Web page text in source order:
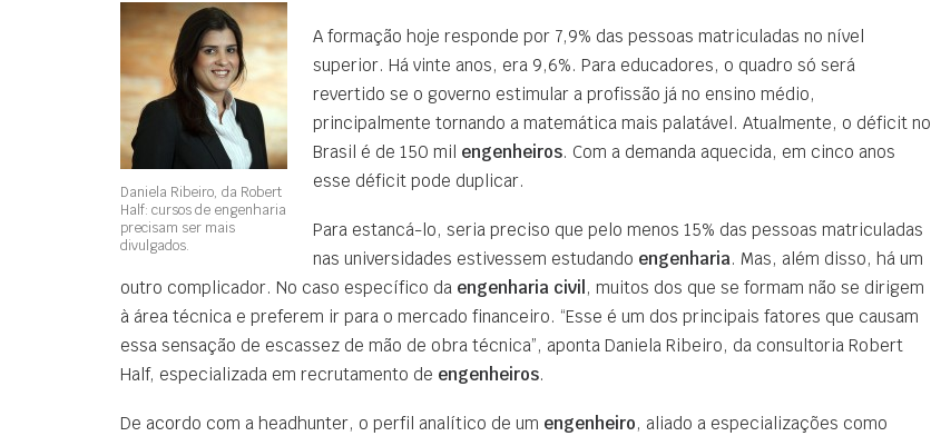
Daniela Ribeiro, da Robert
Half: cursos de engenharia
precisam ser mais
divulgados.
A formação hoje responde por 7,9% das pessoas matriculadas no nível
superior. Há vinte anos, era 9,6%. Para educadores, o quadro só será
revertido se o governo estimular a profissão já no ensino médio,
principalmente tornando a matemática mais palatável. Atualmente, o déficit no
Brasil é de 150 mil engenheiros. Com a demanda aquecida, em cinco anos
esse déficit pode duplicar.
Para estancá-lo, seria preciso que pelo menos 15% das pessoas matriculadas
nas universidades estivessem estudando engenharia. Mas, além disso, há um
outro complicador. No caso específico da engenharia civil , muitos dos que se formam não se dirigem
à área técnica e preferem ir para o mercado financeiro. “Esse é um dos principais fatores que causam
essa sensação de escassez de mão de obra técnica”, aponta Daniela Ribeiro, da consultoria Robert
Half, especializada em recrutamento de engenheiros.
De acordo com a headhunter, o perfil analítico de um engenheiro, aliado a especializações como